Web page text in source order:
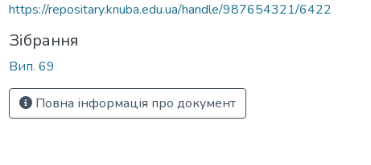
https://repositary.knuba.edu.ua/handle/987654321/6422
Зібрання
Вип. 69
Повна інформація про документ